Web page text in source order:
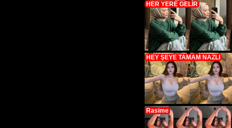
HER YERE GELİR
HEY ŞEYE TAMAM NAZLI
Rasime